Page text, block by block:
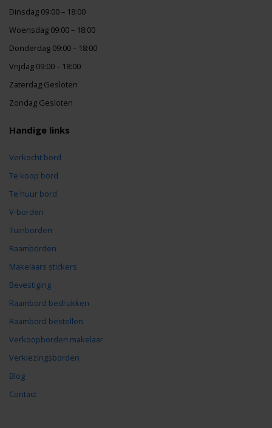
Dinsdag 09:00 – 18:00
Woensdag 09:00 – 18:00
Donderdag 09:00 – 18:00
Vrijdag 09:00 – 18:00
Zaterdag Gesloten
Zondag Gesloten
Handige links
Verkocht bord
Te koop bord
Te huur bord
V-borden
Tuinborden
Raamborden
Makelaars stickers
Bevestiging
Raambord bedrukken
Raambord bestellen
Verkoopborden makelaar
Verkiezingsborden
Blog
Contact